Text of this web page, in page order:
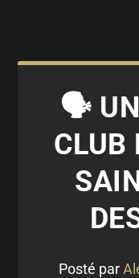
🗣 UN
CLUB
Posté par